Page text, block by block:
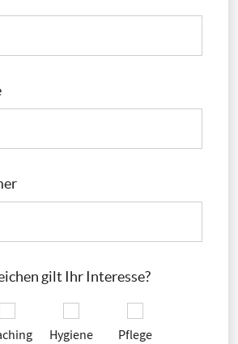
gilt Ihr Interesse?
Hygiene Pflege